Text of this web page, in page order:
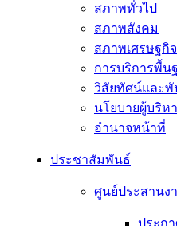
สภาพทั่วไป
สภาพสังคม
สภาพเศรษฐกิจ
การบริการพื้น
วิสัยทัศน์และพั
นโยบายผู้บริห
อํานาจหน้าที่
ประชาสัมพันธ์
ศูนย์ประสานง
ประก